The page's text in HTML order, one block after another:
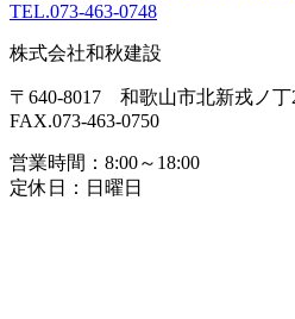
TEL.073-463-0748
株式会社和秋建設
〒640-8017 和歌山市北新戎ノ丁
FAX.073-463-0750
営業時間：8:00～18:00
定休日：日曜日